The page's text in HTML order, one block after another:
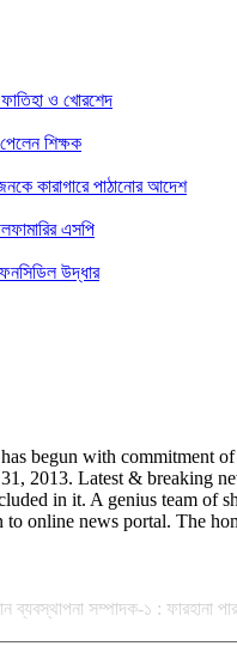
ও খোরশেদ
শিক্ষক
কারাগারে পাঠানোর আদেশ
এসপি
উদ্ধার
begun with commitment
2013. Latest & breaking
in it. A genius team
online news portal. The
ব্যবস্থাপনা সম্পাদক-১ :